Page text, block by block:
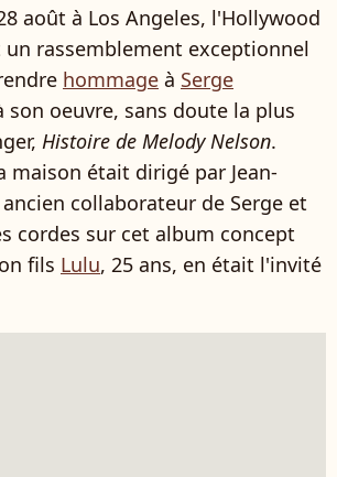
août à Los Angeles, l'Hollywood
rassemblement exceptionnel
hommage à Serge
son oeuvre, sans doute la plus
Histoire de Melody Nelson.
maison était dirigé par Jean-
ancien collaborateur de Serge et
cordes sur cet album concept
fils Lulu, 25 ans, en était l'invité